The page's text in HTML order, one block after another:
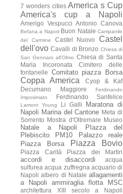
7 wonders cities America s Cup
America's cup a Napoli
Amerigo Vespucci Antonio Canova
Befana a Napoli Buon Natale Campanile
del Carmine
Castel Nuovo
Castel
dell'ovo Cavalli di Bronzo Chiesa di
San Gennaro all'Olmo Chiesa di Santa
Maria Incoronata
Cimitero delle
fontanelle
Comitato piazza Borsa
Coppa America
Cyop & Kaf
Decumano Maggiore
Ferdinando
Imposimato
Ferdinando Sanfelice
Lamont Young Li Galli
Maratona di
Napoli Marina del Cantone Meta di
Sorrento Mostra d'Oltremare Museo
Natale a Napoli
PIazza del
Plebiscito
PM10
Palazzo reale
Piazza Borsa
Piazza Bovio
Piazza Carità Piazza dei Martiri
accordi e disaccordi
acqua
sulfurea acqua zuffregna acquario di
Napoli albero di Natale allagamenti
a Napoli
ammiraglia flotta MSC
architettura XIII secolo a Napoli